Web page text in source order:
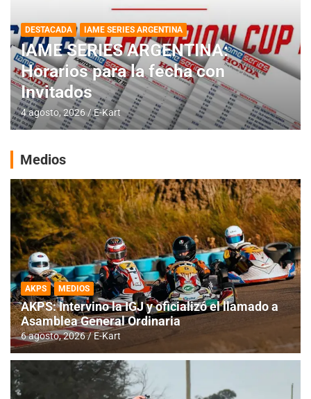
DESTACADA IAME SERIES ARGENTINA
IAME SERIES ARGENTINA:
Horarios para la fecha con
Invitados
4 agosto, 2026 E-Kart
Medios
AKPS MEDIOS
AKPS: Intervino la IGJ y oficializó el llamado a
Asamblea General Ordinaria
6 agosto, 2026 E-Kart